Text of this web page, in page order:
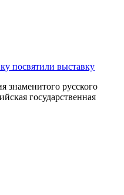
посвятили выставку
знаменитого русского
государственная